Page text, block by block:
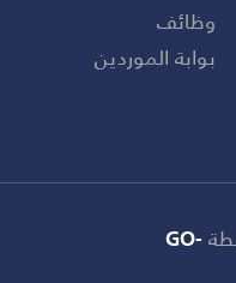
وظائف
بوابة الموردين
GO-